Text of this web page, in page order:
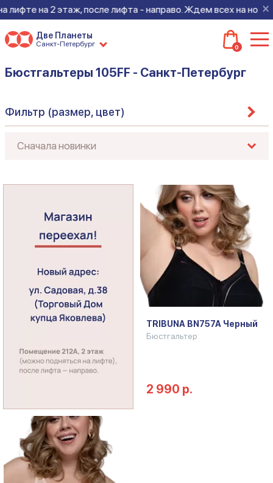
×
на 2 этаж, после лифта - направо. Ждем всех на новом
Две Планеты
Санкт-Петербург 0
Бюстгальтеры 105FF - Санкт-Петербург
Фильтр (размер, цвет)
TRIBUNA BN757A Черный
Бюстгальтер
2 990 р.